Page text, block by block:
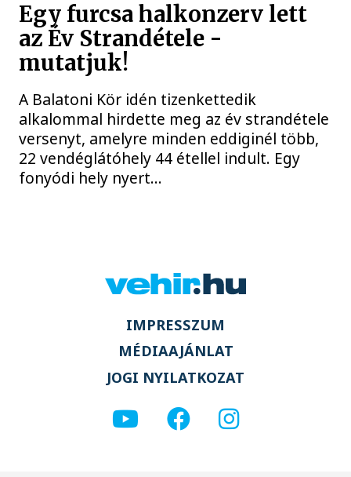
Egy furcsa halkonzerv lett
az Év Strandétele -
mutatjuk!
A Balatoni Kör idén tizenkettedik
alkalommal hirdette meg az év strandétele
versenyt, amelyre minden eddiginél több,
22 vendéglátóhely 44 étellel indult. Egy
fonyódi hely nyert...
IMPRESSZUM
MÉDIAAJÁNLAT
JOGI NYILATKOZAT